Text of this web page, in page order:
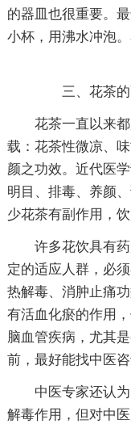
的器皿也很重要。
小杯，用沸水冲泡
三、花茶的
花茶一直以来
载：花茶性微凉、
颜之功效。近代医
明目、排毒、养颜
少花茶有副作用，
许多花饮具有
定的适应人群，必
热解毒、消肿止痛
有活血化瘀的作用
脑血管疾病，尤其
前，最好能找中医
中医专家还认
解毒作用，但对中